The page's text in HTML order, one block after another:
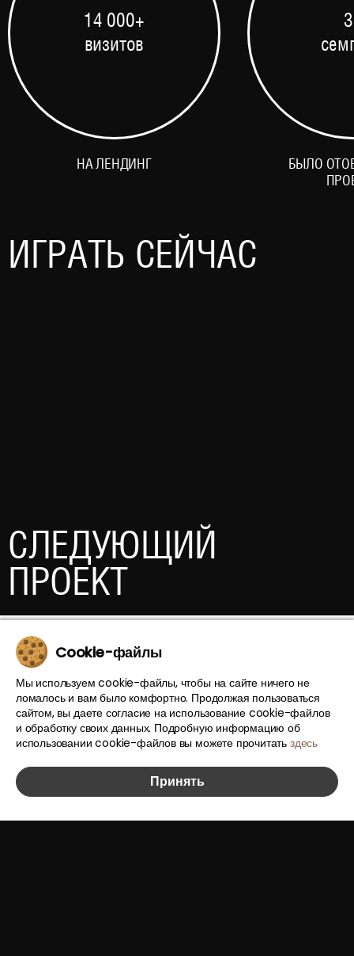
14 000+
визитов
НА ЛЕНДИНГ
БЫЛО
ИГРАТЬ СЕЙЧАС
СЛЕДУЮЩИЙ
ПРОЕКТ
ТРЕБУЕТСЯ ЗВЕЗДОЧЁТ!
Создали интерактивный проект о курсе
«Яндекс.Практикума» по Data Science, в котором в
доступной форме объяснили принцип работы с
неструктурированными массивами информации, для
анализа которых используются алгоритмы машинного
обучения.
Cookie-файлы
Мы используем cookie-файлы, чтобы на сайте ничего не
ломалось и вам было комфортно. Продолжая пользоваться
сайтом, вы даете согласие на использование cookie-файлов
и обработку своих данных. Подробную информацию об
использовании cookie-файлов вы можете прочитать здесь
Принять